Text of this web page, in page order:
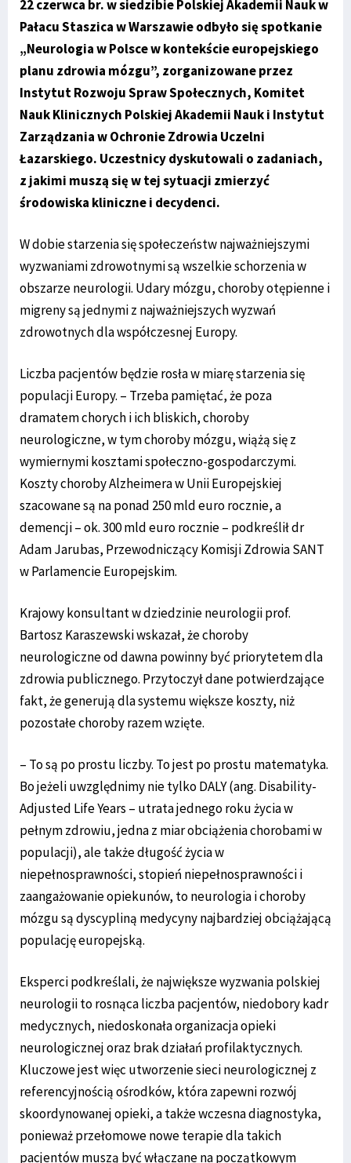
22 czerwca br. w siedzibie Polskiej Akademii Nauk w
Pałacu Staszica w Warszawie odbyło się spotkanie
„Neurologia w Polsce w kontekście europejskiego
planu zdrowia mózgu”, zorganizowane przez
Instytut Rozwoju Spraw Społecznych, Komitet
Nauk Klinicznych Polskiej Akademii Nauk i Instytut
Zarządzania w Ochronie Zdrowia Uczelni
Łazarskiego. Uczestnicy dyskutowali o zadaniach,
z jakimi muszą się w tej sytuacji zmierzyć
środowiska kliniczne i decydenci.
W dobie starzenia się społeczeństw najważniejszymi
wyzwaniami zdrowotnymi są wszelkie schorzenia w
obszarze neurologii. Udary mózgu, choroby otępienne i
migreny są jednymi z najważniejszych wyzwań
zdrowotnych dla współczesnej Europy.
Liczba pacjentów będzie rosła w miarę starzenia się
populacji Europy. – Trzeba pamiętać, że poza
dramatem chorych i ich bliskich, choroby
neurologiczne, w tym choroby mózgu, wiążą się z
wymiernymi kosztami społeczno-gospodarczymi.
Koszty choroby Alzheimera w Unii Europejskiej
szacowane są na ponad 250 mld euro rocznie, a
demencji – ok. 300 mld euro rocznie – podkreślił dr
Adam Jarubas, Przewodniczący Komisji Zdrowia SANT
w Parlamencie Europejskim.
Krajowy konsultant w dziedzinie neurologii prof.
Bartosz Karaszewski wskazał, że choroby
neurologiczne od dawna powinny być priorytetem dla
zdrowia publicznego. Przytoczył dane potwierdzające
fakt, że generują dla systemu większe koszty, niż
pozostałe choroby razem wzięte.
– To są po prostu liczby. To jest po prostu matematyka.
Bo jeżeli uwzględnimy nie tylko DALY (ang. Disability-
Adjusted Life Years – utrata jednego roku życia w
pełnym zdrowiu, jedna z miar obciążenia chorobami w
populacji), ale także długość życia w
niepełnosprawności, stopień niepełnosprawności i
zaangażowanie opiekunów, to neurologia i choroby
mózgu są dyscypliną medycyny najbardziej obciążającą
populację europejską.
Eksperci podkreślali, że największe wyzwania polskiej
neurologii to rosnąca liczba pacjentów, niedobory kadr
medycznych, niedoskonała organizacja opieki
neurologicznej oraz brak działań profilaktycznych.
Kluczowe jest więc utworzenie sieci neurologicznej z
referencyjnością ośrodków, która zapewni rozwój
skoordynowanej opieki, a także wczesna diagnostyka,
ponieważ przełomowe nowe terapie dla takich
pacjentów muszą być włączane na początkowym